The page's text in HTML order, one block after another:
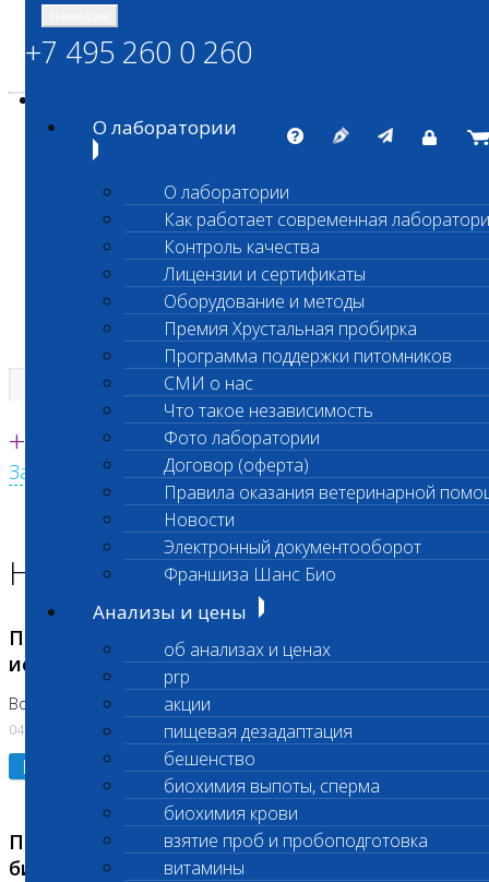
ШАНС БИО
Независимая ветеринарная лаборатория
Единая круглосуточная справочная
+7 495 260 0 260
Заказать звонок с сайта
+7 495 260 0 260
О лаборатории
О лаборатории
Как работает современная
Контроль качества
Лицензии и сертификаты
Оборудование и методы
Премия Хрустальная пробирка
Программа поддержки питомников
СМИ о нас
Что такое независимость
Фото лаборатории
Договор (оферта)
Правила оказания ветеринарной
Новости
Электронный документооборот
Франшиза Шанс Био
Анализы и цены
об анализах и ценах
prp
акции
пищевая дезадаптация
бешенство
биохимия выпоты, сперма
биохимия крови
взятие проб и пробоподготовка
витамины
Главная страница
Новости лаборатории
Приостановка срочных биохимических
исследований
Во Владыкино
04.08.2026
Подробнее
Приостановлено выполнение срочных
биохимических исследований